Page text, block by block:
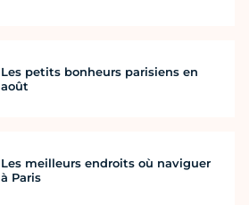
Les petits bonheurs parisiens en
août
Les meilleurs endroits où naviguer
à Paris